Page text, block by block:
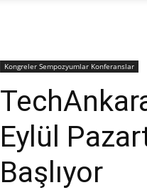
Kongreler Sempozyumlar Konferanslar
Eylül
Başlıyor